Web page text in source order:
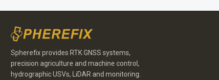
Spherefix provides RTK GNSS systems,
precision agriculture and machine control,
hydrographic USVs, LiDAR and monitoring.